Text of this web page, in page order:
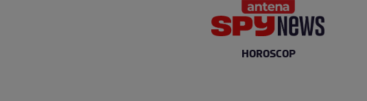
HOROSCOP